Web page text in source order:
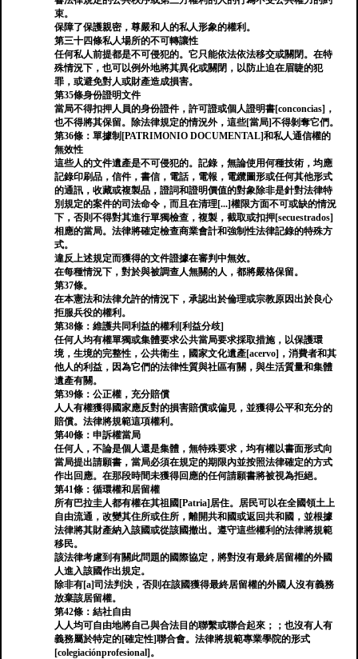
束。
保障了保護親密，尊嚴和人的私人形象的權利。
第三十四條私人場所的不可轉讓性
任何私人前提都是不可侵犯的。它只能依法依法移交或關閉。在特
殊情況下，也可以例外地將其異化或關閉，以防止迫在眉睫的犯
罪，或避免對人或財產造成損害。
第35條身份證明文件
當局不得扣押人員的身份證件，許可證或個人證明書[conconcias]，
也不得將其保留。除法律規定的情況外，這些[當局]不得剝奪它們。
第36條：單據制[PATRIMONIO DOCUMENTAL]和私人通信權的
無效性
這些人的文件遺產是不可侵犯的。記錄，無論使用何種技術，均應
記錄印刷品，信件，書信，電話，電報，電纜圖形或任何其他形式
的通訊，收藏或複製品，證詞和證明價值的對象除非是針對法律特
別規定的案件的司法命令，而且在清理[...]權限方面不可或缺的情況
下，否則不得對其進行單獨檢查，複製，截取或扣押[secuestrados]
相應的當局。法律將確定檢查商業會計和強制性法律記錄的特殊方
式。
違反上述規定而獲得的文件證據在審判中無效。
在每種情況下，對於與被調查人無關的人，都將嚴格保留。
第37條。
在本憲法和法律允許的情況下，承認出於倫理或宗教原因出於良心
拒服兵役的權利。
第38條：維護共同利益的權利[利益分歧]
任何人均有權單獨或集體要求公共當局要求採取措施，以保護環
境，生境的完整性，公共衛生，國家文化遺產[acervo]，消費者和其
他人的利益，因為它們的法律性質與社區有關，與生活質量和集體
遺產有關。
第39條：公正權，充分賠償
人人有權獲得國家應反對的損害賠償或偏見，並獲得公平和充分的
賠償。法律將規範這項權利。
第40條：申訴權當局
任何人，不論是個人還是集體，無特殊要求，均有權以書面形式向
當局提出請願書，當局必須在規定的期限內並按照法律確定的方式
作出回應。在那段時間未獲得回應的任何請願書將被視為拒絕。
第41條：循環權和居留權
所有巴拉圭人都有權在其祖國[Patria]居住。居民可以在全國領土上
自由流通，改變其住所或住所，離開共和國或返回共和國，並根據
法律將其財產納入該國或從該國撤出。遵守這些權利的法律將規範
移民。
該法律考慮到有關此問題的國際協定，將對沒有最終居留權的外國
人進入該國作出規定。
除非有[a]司法判決，否則在該國獲得最終居留權的外國人沒有義務
放棄該居留權。
第42條：結社自由
人人均可自由地將自己與合法目的聯繫或聯合起來；；也沒有人有
義務屬於特定的[確定性]聯合會。法律將規範專業學院的形式
[colegiaciónprofesional]。